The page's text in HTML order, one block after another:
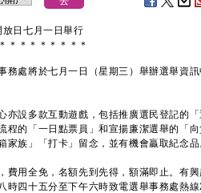
日七月一日舉行
＊ ＊ ＊ ＊ ＊ ＊ ＊ ＊ ＊
處將於七月一日（星期三）舉辦選舉資訊
設多款互動遊戲，包括推廣選民登記的「
程的「一日點票員」和宣揚廉潔選舉的「
家族」「打卡」留念，並有機會贏取紀念品
用全免，名額先到先得，額滿即止。有興
時四十五分至下午六時致電選舉事務處熱